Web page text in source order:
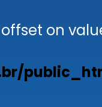
on